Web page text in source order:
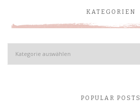
KATEGORIEN
Kategorien
POPULAR POSTS